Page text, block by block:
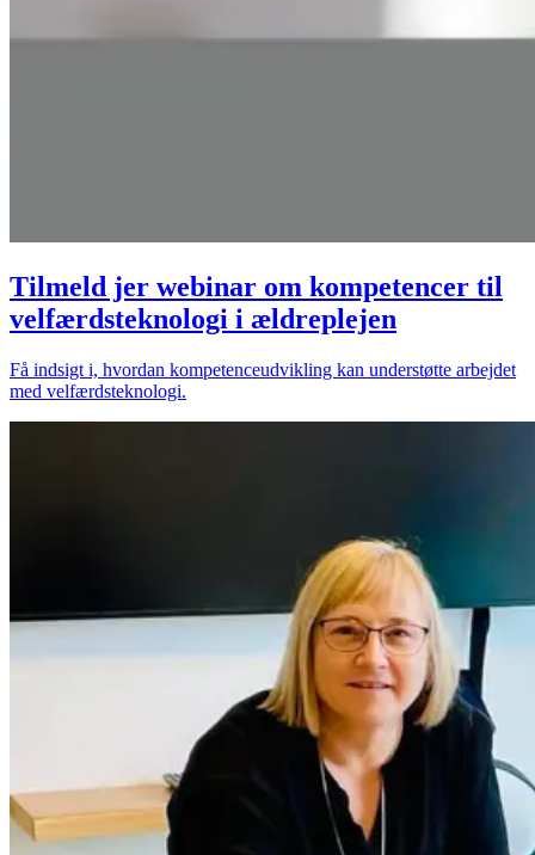
Tilmeld jer webinar om kompetencer til
velfærdsteknologi i ældreplejen
Få indsigt i, hvordan kompetenceudvikling kan understøtte arbejdet
med velfærdsteknologi.